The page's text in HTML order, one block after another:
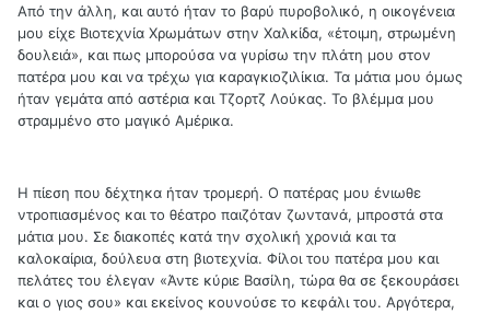
Από την άλλη, και αυτό ήταν το βαρύ πυροβολικό, η οικογένεια
μου είχε Βιοτεχνία Χρωμάτων στην Χαλκίδα, «έτοιμη, στρωμένη
δουλειά», και πως μπορούσα να γυρίσω την πλάτη μου στον
πατέρα μου και να τρέχω για καραγκιοζιλίκια. Τα μάτια μου όμως
ήταν γεμάτα από αστέρια και Τζορτζ Λούκας. Το βλέμμα μου
στραμμένο στο μαγικό Αμέρικα.
Η πίεση που δέχτηκα ήταν τρομερή. Ο πατέρας μου ένιωθε
ντροπιασμένος και το θέατρο παιζόταν ζωντανά, μπροστά στα
μάτια μου. Σε διακοπές κατά την σχολική χρονιά και τα
καλοκαίρια, δούλευα στη βιοτεχνία. Φίλοι του πατέρα μου και
πελάτες του έλεγαν «Άντε κύριε Βασίλη, τώρα θα σε ξεκουράσει
και ο γιος σου» και εκείνος κουνούσε το κεφάλι του. Αργότερα,